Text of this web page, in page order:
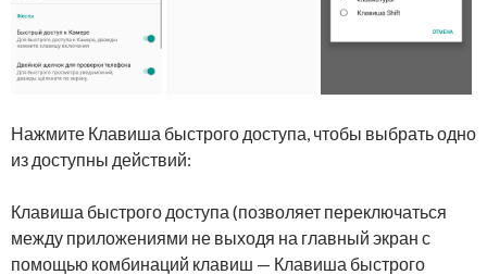
Нажмите Клавиша быстрого доступа, чтобы выбрать одно
из доступны действий:
Клавиша быстрого доступа (позволяет переключаться
между приложениями не выходя на главный экран с
помощью комбинаций клавиш — Клавиша быстрого